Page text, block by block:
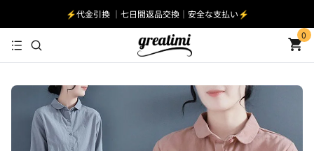
⚡️代金引換 ｜七日間返品交換｜安全な支払い⚡️
0